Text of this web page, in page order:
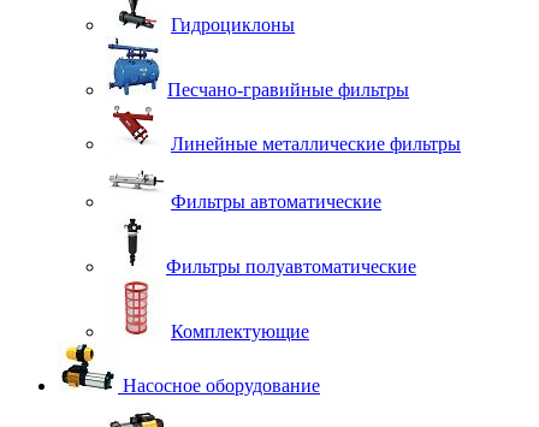
Гидроциклоны
Песчано-гравийные фильтры
Линейные металлические фильтры
Фильтры автоматические
Фильтры полуавтоматические
Комплектующие
Насосное оборудование